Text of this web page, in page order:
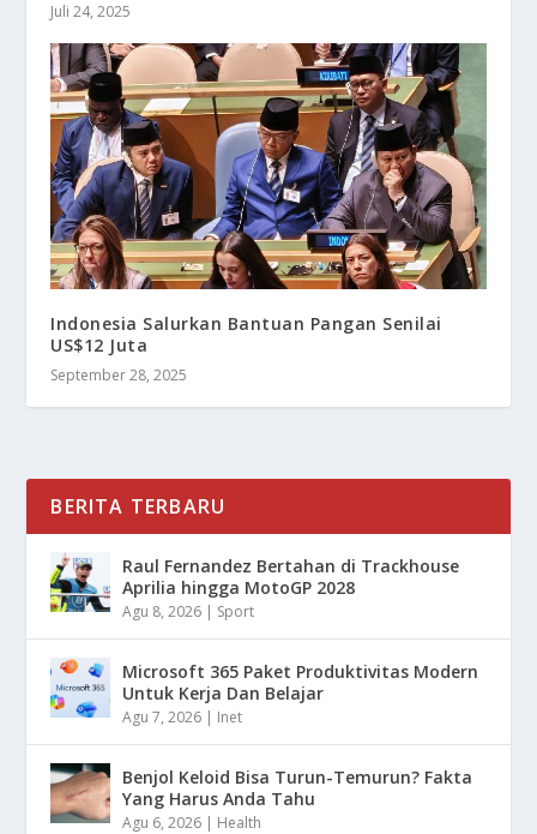
Juli 24, 2025
Indonesia Salurkan Bantuan Pangan Senilai
US$12 Juta
September 28, 2025
BERITA TERBARU
Raul Fernandez Bertahan di Trackhouse
Aprilia hingga MotoGP 2028
Agu 8, 2026 | Sport
Microsoft 365 Paket Produktivitas Modern
Untuk Kerja Dan Belajar
Agu 7, 2026 | Inet
Benjol Keloid Bisa Turun-Temurun? Fakta
Yang Harus Anda Tahu
Agu 6, 2026 | Health